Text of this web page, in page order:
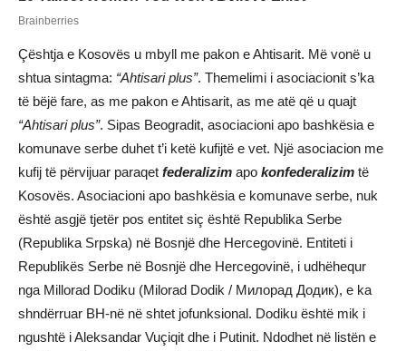
Çështja e Kosovës u mbyll me pakon e Ahtisarit. Më vonë u
shtua sintagma: “Ahtisari plus”. Themelimi i asociacionit s’ka
të bëjë fare, as me pakon e Ahtisarit, as me atë që u quajt
“Ahtisari plus”. Sipas Beogradit, asociacioni apo bashkësia e
komunave serbe duhet t’i ketë kufijtë e vet. Një asociacion me
kufij të përvijuar paraqet federalizim apo konfederalizim të
Kosovës. Asociacioni apo bashkësia e komunave serbe, nuk
është asgjë tjetër pos entitet siç është Republika Serbe
(Republika Srpska) në Bosnjë dhe Hercegovinë. Entiteti i
Republikës Serbe në Bosnjë dhe Hercegovinë, i udhëhequr
nga Millorad Dodiku (Milorad Dodik / Милорад Додик), e ka
shndërruar BH-në në shtet jofunksional. Dodiku është mik i
ngushtë i Aleksandar Vuçiqit dhe i Putinit. Ndodhet në listën e